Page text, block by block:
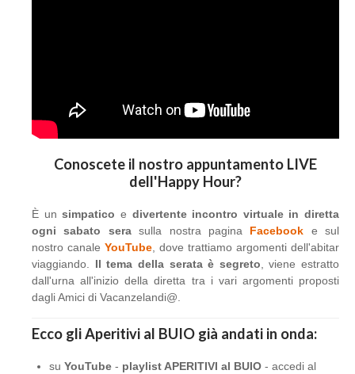
Conoscete il nostro appuntamento LIVE
dell'Happy Hour?
È un simpatico e divertente incontro virtuale in diretta
ogni sabato serasulla nostra pagina Facebook
e sul
nostro canale YouTube , dove trattiamo argomenti dell'abitar
viaggiando.
Il tema della serata è segreto , viene estratto
dall'urna all'inizio della diretta tra i vari argomenti proposti
dagli Amici di Vacanzelandi@.
Ecco gli Aperitivi al BUIO già andati in onda:
suYouTube - playlist APERITIVI al BUIO - accedi al